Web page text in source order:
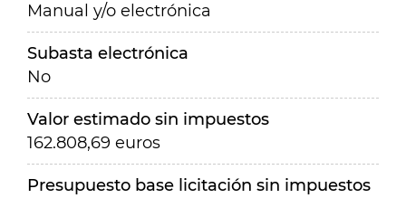
Manual y/o electrónica
Subasta electrónica
No
Valor estimado sin impuestos
162.808,69 euros
Presupuesto base licitación sin impuestos